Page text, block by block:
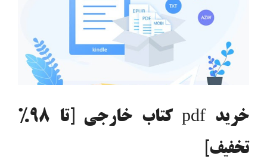
خرید pdf کتاب خارجی [تا 98%
تخفیف]